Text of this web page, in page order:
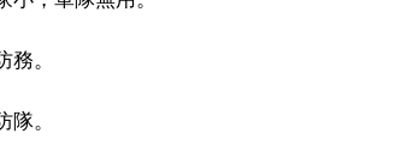
。
。